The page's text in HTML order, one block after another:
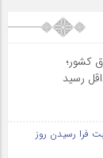
کشور؛
رسید
فرا رسیدن روز